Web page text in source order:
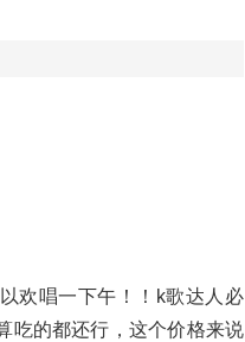
欢唱一下午！！k歌达人必
吃的都还行，这个价格来说